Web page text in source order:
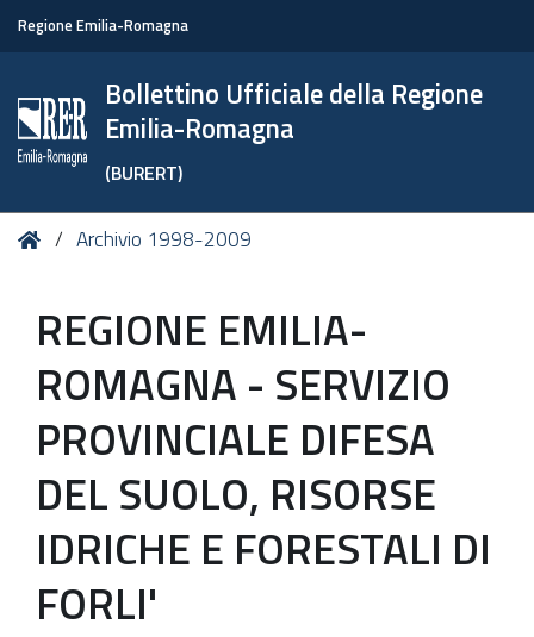
Regione Emilia-Romagna
Bollettino Ufficiale della Regione
Emilia-Romagna
(BURERT)
Tu HomeArchivio 1998-2009
REGIONE EMILIA-
ROMAGNA - SERVIZIO
PROVINCIALE DIFESA
DEL SUOLO, RISORSE
IDRICHE E FORESTALI DI
FORLI'